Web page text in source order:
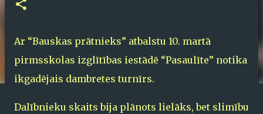
Ar “Bauskas prātnieks” atbalstu 10. martā
pirmsskolas izglītības iestādē “Pasaulīte” notika
ikgadējais dambretes turnīrs.
Dalībnieku skaits bija plānots lielāks, bet slimību